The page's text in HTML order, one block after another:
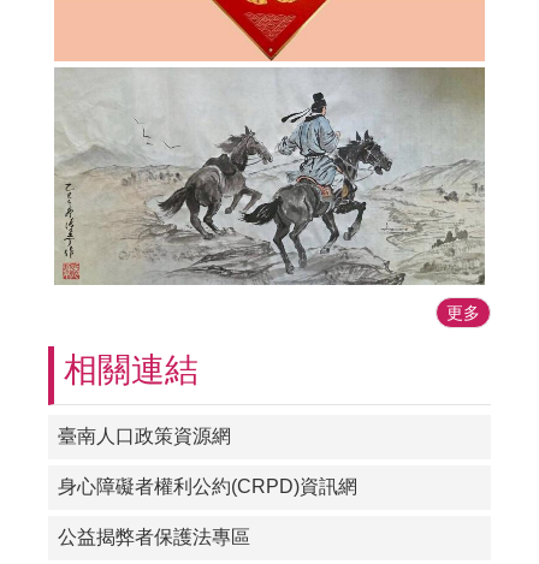
更多
相關連結
臺南人口政策資源網
身心障礙者權利公約(CRPD)資訊網
公益揭弊者保護法專區